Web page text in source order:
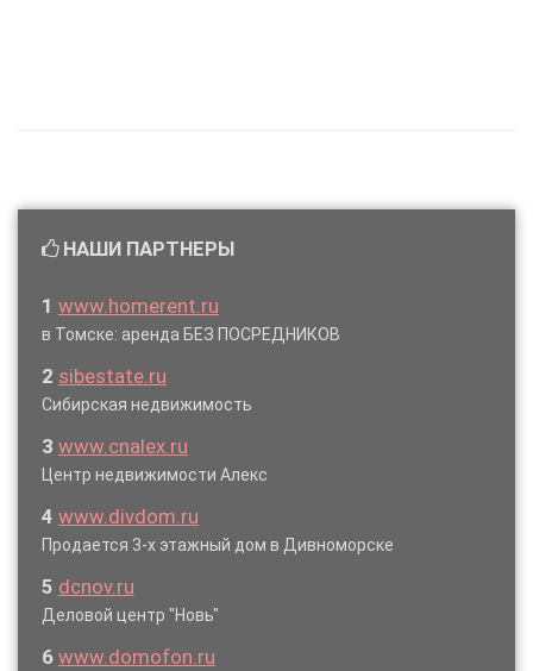
НАШИ ПАРТНЕРЫ
1 www.homerent.ru
в Томске: аренда БЕЗ ПОСРЕДНИКОВ
2 sibestate.ru
Сибирская недвижимость
3 www.cnalex.ru
Центр недвижимости Алекс
4 www.divdom.ru
Продается 3-х этажный дом в Дивноморске
5 dcnov.ru
Деловой центр "Новь"
6 www.domofon.ru